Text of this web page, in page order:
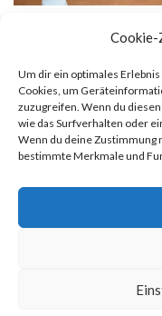
Cookie-
Um dir ein optimales
Cookies, um
zuzugreifen. Wenn du
wie das Surfverhalten oder
Wenn du deine Zustimmung
bestimmte Merkmale und